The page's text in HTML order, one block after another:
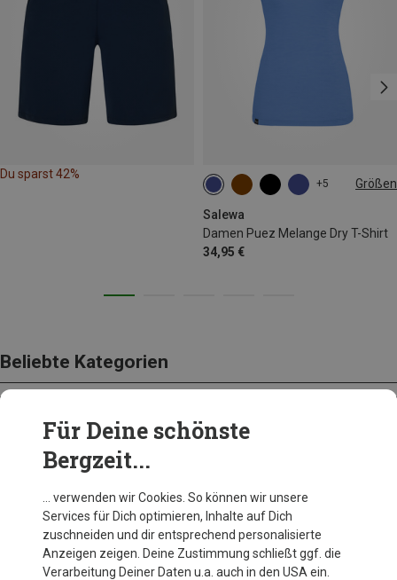
Du sparst 42%
+5 Größen
Salewa
Damen Puez Melange Dry T-Shirt
34,95 €
XS S M
Beliebte Kategorien
BEKLEIDUNG
Für Deine schönste
Bergzeit...
… verwenden wir Cookies. So können wir unsere
Services für Dich optimieren, Inhalte auf Dich
zuschneiden und dir entsprechend personalisierte
Anzeigen zeigen. Deine Zustimmung schließt ggf. die
Verarbeitung Deiner Daten u.a. auch in den USA ein.